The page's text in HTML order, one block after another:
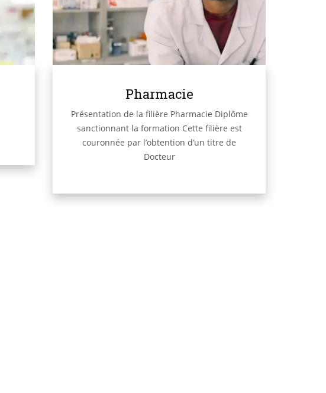
Pharmacie
Présentation de la filière Pharmacie Diplôme
sanctionnant la formation Cette filière est
couronnée par l’obtention d’un titre de
Docteur